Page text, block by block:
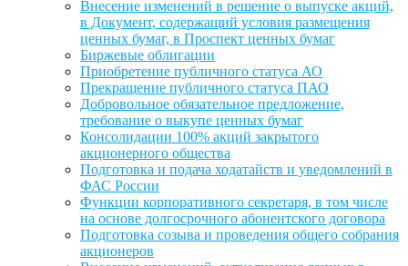
Внесение изменений в решение о выпуске акций,
в Документ, содержащий условия размещения
ценных бумаг, в Проспект ценных бумаг
Биржевые облигации
Приобретение публичного статуса АО
Прекращение публичного статуса ПАО
Добровольное обязательное предложение,
требование о выкупе ценных бумаг
Консолидации 100% акций закрытого
акционерного общества
Подготовка и подача ходатайств и уведомлений в
ФАС России
Функции корпоративного секретаря, в том числе
на основе долгосрочного абонентского договора
Подготовка созыва и проведения общего собрания
акционеров